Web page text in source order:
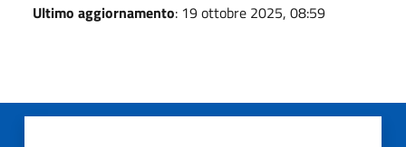
Ultimo aggiornamento: 19 ottobre 2025, 08:59